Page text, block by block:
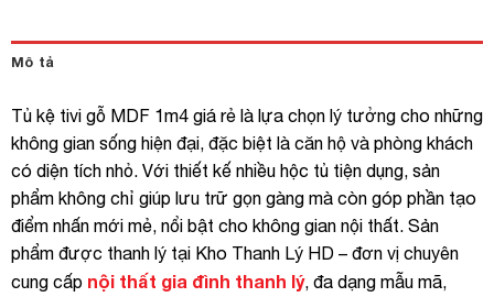
Mô tả
Tủ kệ tivi gỗ MDF 1m4 giá rẻ là lựa chọn lý tưởng cho những
không gian sống hiện đại, đặc biệt là căn hộ và phòng khách
có diện tích nhỏ. Với thiết kế nhiều hộc tủ tiện dụng, sản
phẩm không chỉ giúp lưu trữ gọn gàng mà còn góp phần tạo
điểm nhấn mới mẻ, nổi bật cho không gian nội thất. Sản
phẩm được thanh lý tại Kho Thanh Lý HD – đơn vị chuyên
cung cấp nội thất gia đình thanh lý, đa dạng mẫu mã,